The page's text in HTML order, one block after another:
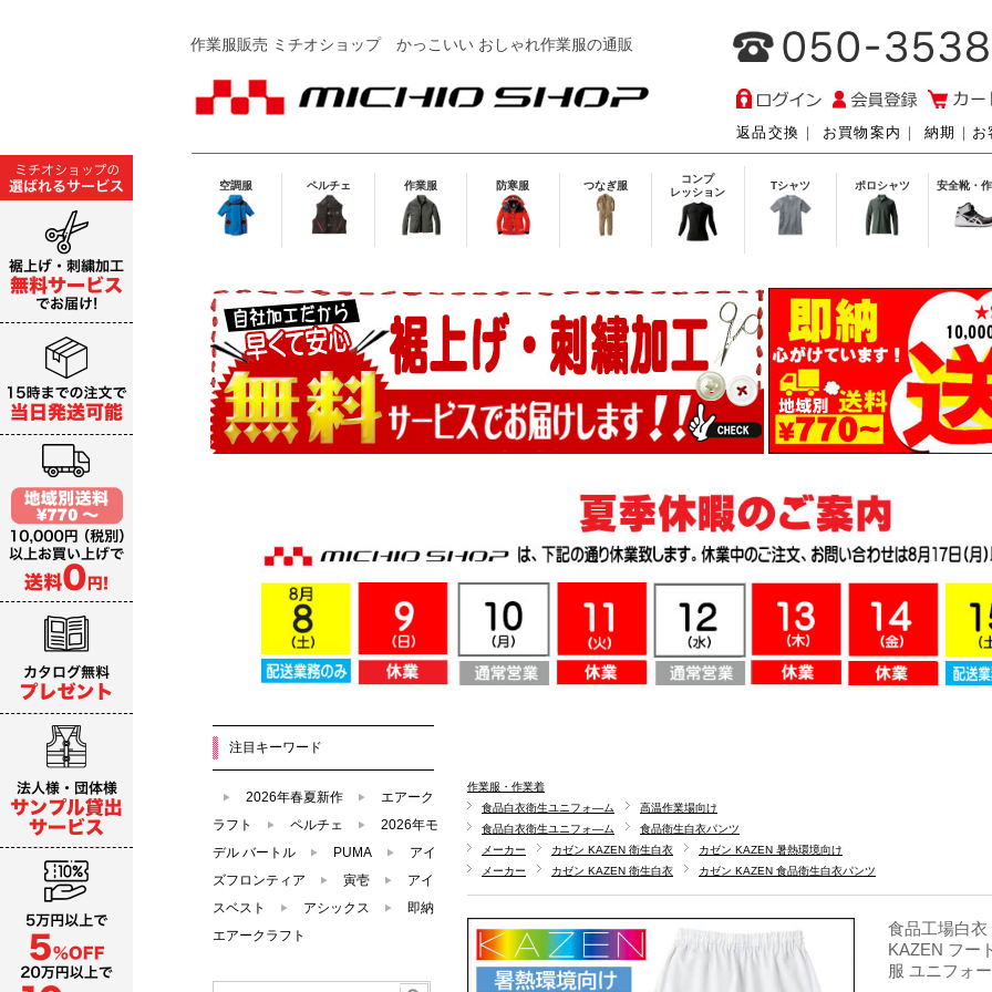
作業服販売 ミチオショップかっこいい おしゃれ作業服の通販
返品交換 ｜ お買物案内 ｜ 納期 ｜ お
空調服 ペルチェ 作業服 防寒服 つなぎ服
コンプ
レッション
Tシャツ ポロシャツ 安全靴・
作業服・作業着
食品白衣衛生ユニフォ―ム
高温作業場向け
食品白衣衛生ユニフォ―ム
食品衛生白衣パンツ
メーカー
カゼン KAZEN 衛生白衣
カゼン KAZEN 暑熱環境向け
メーカー
カゼン KAZEN 衛生白衣 カゼン KAZEN 食品衛生白衣パンツ
食品工場白
KAZEN フー
服 ユニフォ
注目キーワード
2026年春夏新作
エアーク
ラフト
ペルチェ
2026年モ
デル バートル
PUMA
アイ
ズフロンティア
寅壱
アイ
スベスト
アシックス
即納
エアークラフト